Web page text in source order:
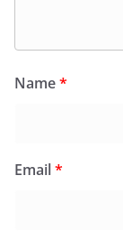
Name*
Email*